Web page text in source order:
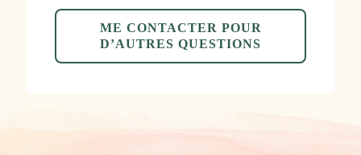
ME CONTACTER POUR
D’AUTRES QUESTIONS